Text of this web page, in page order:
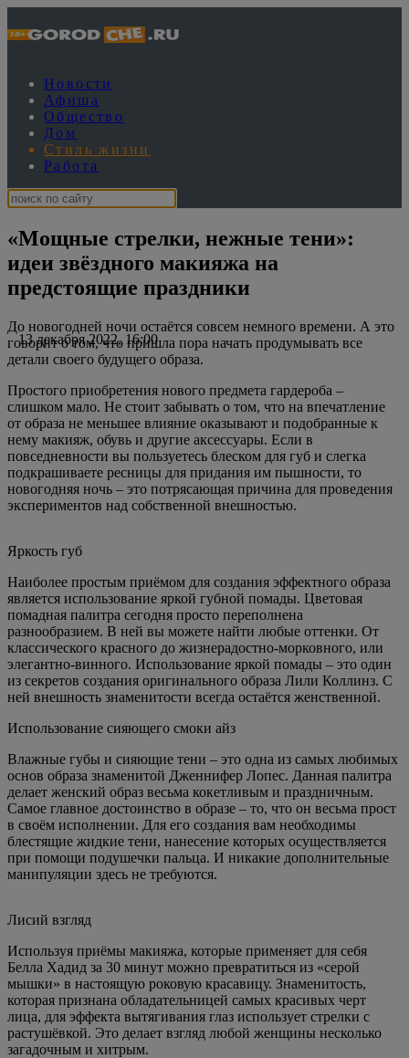
Новости
Афиша
Общество
Дом
Стиль жизни
Работа
«Мощные стрелки, нежные тени»:
идеи звёздного макияжа на
предстоящие праздники
13 декабря 2022, 16:00
До новогодней ночи остаётся совсем немного времени. А это
говорит о том, что пришла пора начать продумывать все
детали своего будущего образа.
Простого приобретения нового предмета гардероба –
слишком мало. Не стоит забывать о том, что на впечатление
от образа не меньшее влияние оказывают и подобранные к
нему макияж, обувь и другие аксессуары. Если в
повседневности вы пользуетесь блеском для губ и слегка
подкрашиваете ресницы для придания им пышности, то
новогодняя ночь – это потрясающая причина для проведения
экспериментов над собственной внешностью.
Яркость губ
Наиболее простым приёмом для создания эффектного образа
является использование яркой губной помады. Цветовая
помадная палитра сегодня просто переполнена
разнообразием. В ней вы можете найти любые оттенки. От
классического красного до жизнерадостно-морковного, или
элегантно-винного. Использование яркой помады – это один
из секретов создания оригинального образа Лили Коллинз. С
ней внешность знаменитости всегда остаётся женственной.
Использование сияющего смоки айз
Влажные губы и сияющие тени – это одна из самых любимых
основ образа знаменитой Дженнифер Лопес. Данная палитра
делает женский образ весьма кокетливым и праздничным.
Самое главное достоинство в образе – то, что он весьма прост
в своём исполнении. Для его создания вам необходимы
блестящие жидкие тени, нанесение которых осуществляется
при помощи подушечки пальца. И никакие дополнительные
манипуляции здесь не требуются.
Лисий взгляд
Используя приёмы макияжа, которые применяет для себя
Белла Хадид за 30 минут можно превратиться из «серой
мышки» в настоящую роковую красавицу. Знаменитость,
которая признана обладательницей самых красивых черт
лица, для эффекта вытягивания глаз использует стрелки с
растушёвкой. Это делает взгляд любой женщины несколько
загадочным и хитрым.